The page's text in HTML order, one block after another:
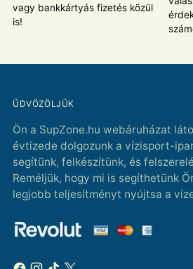
vagy bankkártyás fizetés közül
is!
ÜDVÖZÖLJÜK
Ön a SupZone.hu webáruházat
évtizede dolgozunk a vízisport-
segítünk, felkészítünk, és
Reméljük, hogy mi is segíthetünk
legjobb teljesítményt nyújtsa a